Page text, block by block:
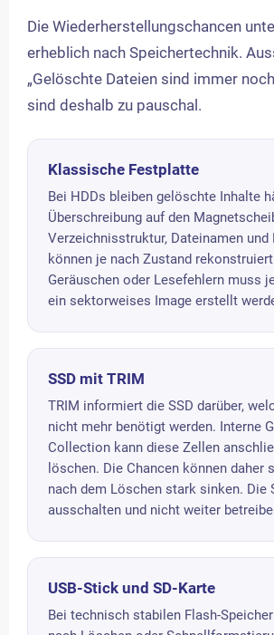
Die Wiederherstellungschancen
erheblich nach Speichertechnik.
„Gelöschte Dateien sind immer
sind deshalb zu pauschal.
Klassische Festplatte
Bei HDDs bleiben gelöschte Inhalte
Überschreibung auf den
Verzeichnisstruktur, Dateinamen und
können je nach Zustand
Geräuschen oder Lesefehlern muss
ein sektorweises Image erstellt
SSD mit TRIM
TRIM informiert die SSD darüber,
nicht mehr benötigt werden. Interne
Collection kann diese Zellen
löschen. Die Chancen können daher
nach dem Löschen stark sinken. Die
ausschalten und nicht weiter
USB-Stick und SD-Karte
Bei technisch stabilen Flash-